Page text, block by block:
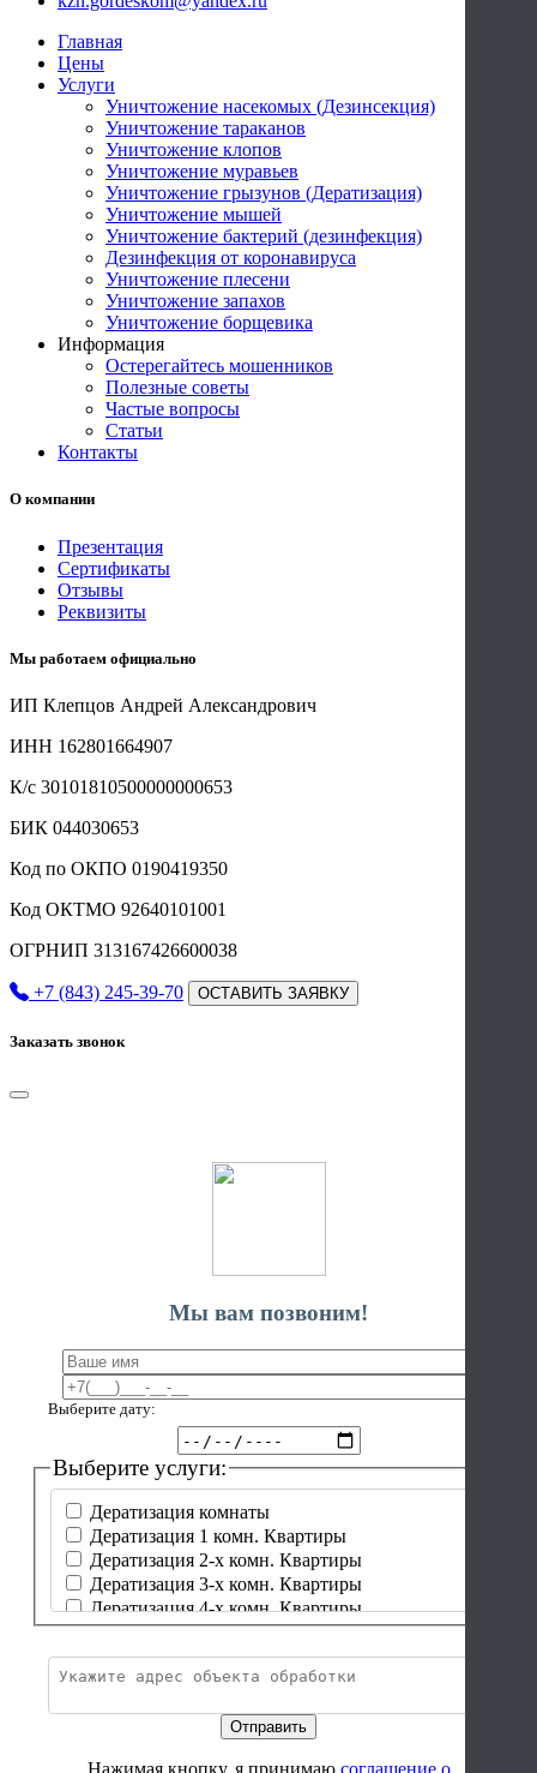
Главная
Цены
Услуги
Уничтожение насекомых (Дезинсекция)
Уничтожение тараканов
Уничтожение клопов
Уничтожение муравьев
Уничтожение грызунов (Дератизация)
Уничтожение мышей
Уничтожение бактерий (дезинфекция)
Дезинфекция от коронавируса
Уничтожение плесени
Уничтожение запахов
Уничтожение борщевика
Информация
Остерегайтесь мошенников
Полезные советы
Частые вопросы
Статьи
Контакты
О компании
Презентация
Сертификаты
Отзывы
Реквизиты
Мы работаем официально
ИП Клепцов Андрей Александрович
ИНН 162801664907
К/с 30101810500000000653
БИК 044030653
Код по ОКПО 0190419350
Код ОКТМО 92640101001
ОГРНИП 313167426600038
+7 (843) 245-39-70 ОСТАВИТЬ ЗАЯВКУ
Заказать звонок
Мы вам позвоним!
Выберите дату:
Выберите услуги:
Дератизация комнаты
Дератизация 1 комн. Квартиры
Дератизация 2-х комн. Квартиры
Дератизация 3-х комн. Квартиры
Дератизация 4-х комн. Квартиры
Дератизация частный дом до 50 м²
Дератизация частный дом от 50-99 м²
Дератизация частный дом от 100-149 м²
Дератизация частный дом от 200-250 м²
Нажимая кнопку, я принимаю соглашение о